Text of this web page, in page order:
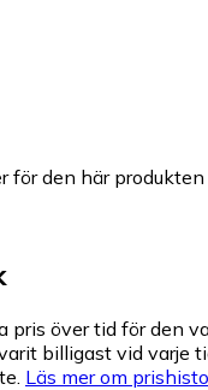
för den här produkten
pris över tid för den
billigast vid varje
Läs mer om